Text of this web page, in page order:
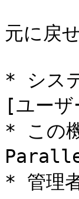
元に戻
* シス
[ユー
* この
* 管理